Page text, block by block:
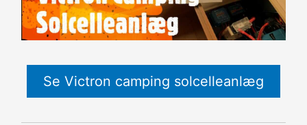
Se Victron camping solcelleanlæg